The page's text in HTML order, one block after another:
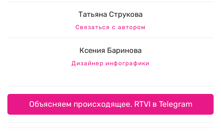
Татьяна Струкова
Связаться с автором
Ксения Баринова
Дизайнер инфографики
Объясняем происходящее. RTVI в Telegram